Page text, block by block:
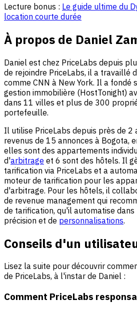
Lecture bonus : Le guide ultime du
location courte durée
À propos de Daniel
Daniel est chez PriceLabs depuis
de rejoindre PriceLabs, il a travaillé
comme CNN à New York. Il a fondé
gestion immobilière (HostTonight)
dans 11 villes et plus de 300
portefeuille.
Il utilise PriceLabs depuis près de 2
revenus de 15 annonces à Bogota,
elles sont des appartements
d'arbitrage et 6 sont des hôtels. Il
tarification via PriceLabs et a
moteur de tarification pour les
d'arbitrage. Pour les hôtels, il
de revenue management qui
de tarification, qu'il automatise
précision et de personnalisations.
Conseils d'un
Lisez la suite pour découvrir
de PriceLabs, à l'instar de Daniel :
Comment PriceLabs